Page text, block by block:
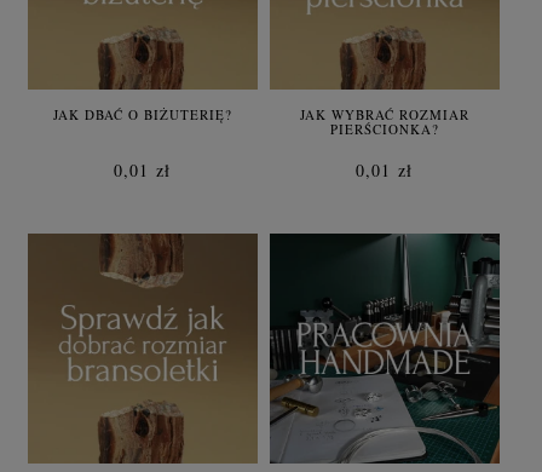
JAK DBAĆ O BIŻUTERIĘ?
0,01 zł
JAK WYBRAĆ ROZMIAR
PIERŚCIONKA?
0,01 zł